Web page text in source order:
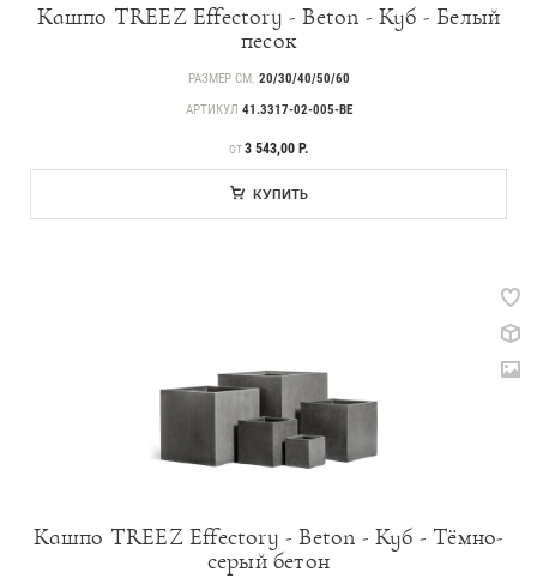
Кашпо TREEZ Effectory - Beton - Куб - Белый
песок
РАЗМЕР СМ. 20/30/40/50/60
АРТИКУЛ 41.3317-02-005-BE
ЦЕНА
ОТ3 543,00 Р.
КУПИТЬ
Кашпо TREEZ Effectory - Beton - Куб - Тёмно-
серый бетон